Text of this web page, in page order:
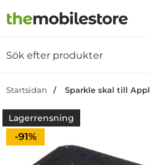
Startsidan för
Startsidan Sparkle skal till
Lagerrensning
Priset är nedsatt med
-91%